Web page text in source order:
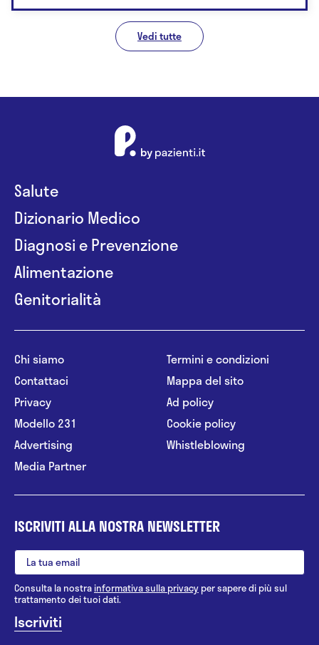
Vedi tutte
Salute
Dizionario Medico
Diagnosi e Prevenzione
Alimentazione
Genitorialità
Chi siamo
Contattaci
Privacy
Modello 231
Advertising
Media Partner
Termini e condizioni
Mappa del sito
Ad policy
Cookie policy
Whistleblowing
ISCRIVITI ALLA NOSTRA NEWSLETTER
Consulta la nostrainformativa sulla privacy per sapere di più sul
trattamento dei tuoi dati.